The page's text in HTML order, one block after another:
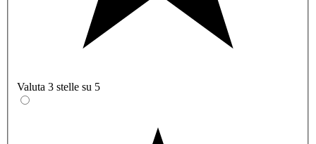
Valuta 3 stelle su 5